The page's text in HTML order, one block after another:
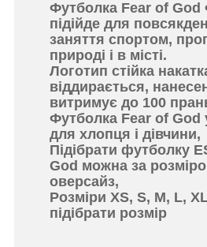
Футболка Fear of
підійде для
заняття спортом,
природі і в місті.
Логотип стійка
віддирається,
витримує до 100
Футболка Fear of God
для хлопця і дівчини,
Підібрати футболку
God можна за
оверсайз,
Розміри XS, S, M, L,
підібрати розмір